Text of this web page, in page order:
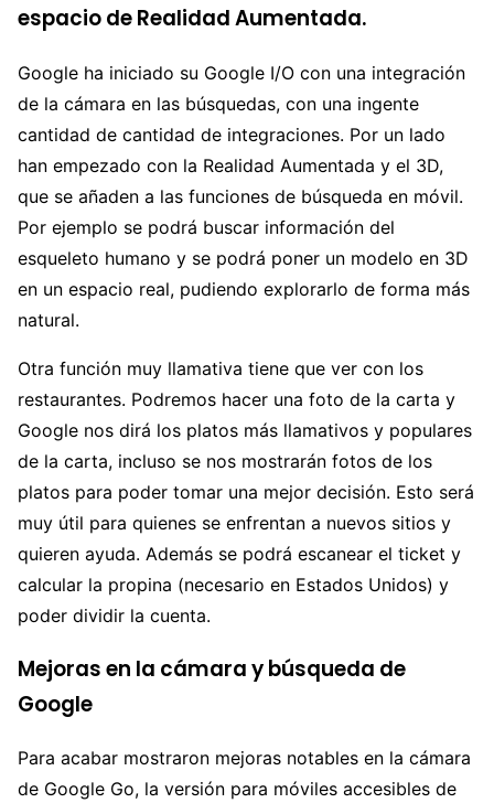
espacio de Realidad Aumentada.
Google ha iniciado su Google I/O con una integración
de la cámara en las búsquedas, con una ingente
cantidad de cantidad de integraciones. Por un lado
han empezado con la Realidad Aumentada y el 3D,
que se añaden a las funciones de búsqueda en móvil.
Por ejemplo se podrá buscar información del
esqueleto humano y se podrá poner un modelo en 3D
en un espacio real, pudiendo explorarlo de forma más
natural.
Otra función muy llamativa tiene que ver con los
restaurantes. Podremos hacer una foto de la carta y
Google nos dirá los platos más llamativos y populares
de la carta, incluso se nos mostrarán fotos de los
platos para poder tomar una mejor decisión. Esto será
muy útil para quienes se enfrentan a nuevos sitios y
quieren ayuda. Además se podrá escanear el ticket y
calcular la propina (necesario en Estados Unidos) y
poder dividir la cuenta.
Mejoras en la cámara y búsqueda de
Google
Para acabar mostraron mejoras notables en la cámara
de Google Go, la versión para móviles accesibles de